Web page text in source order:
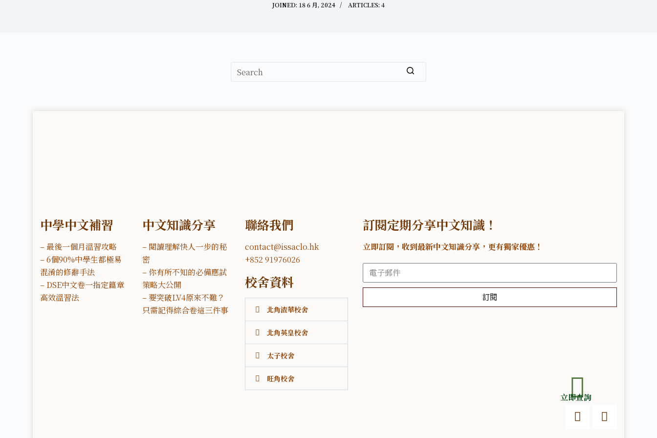
JOINED: 18 6 月, 2024 ARTICLES: 4
中學中文補習
–最後一個月溫習攻略
–6個90%中學生都極易
混淆的修辭手法
– DSE中文卷一指定篇章
高效溫習法
中文知識分享
– 閲讀理解快人一步的秘
密
– 你有所不知的必備應試
策略大公開
– 要突破LV4原來不難？
只需記得綜合卷這三件事
聯絡我們
contact@issaclo.hk
+852 91976026
校舍資料
北角渣華校舍
北角英皇校舍
太子校舍
旺角校舍
訂閱定期分享中文知識！
立即訂閱，收到最新中文知識分享，更有獨家優惠！
訂閱
立即查詢